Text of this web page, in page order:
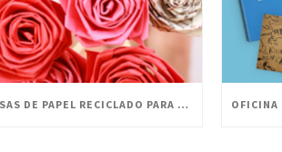
ROSAS DE PAPEL RECICLADO PARA CELEBRAR SANT JORDI